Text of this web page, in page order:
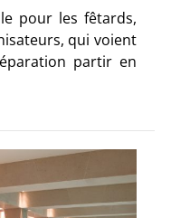
pour les fêtards,
qui voient
partir en